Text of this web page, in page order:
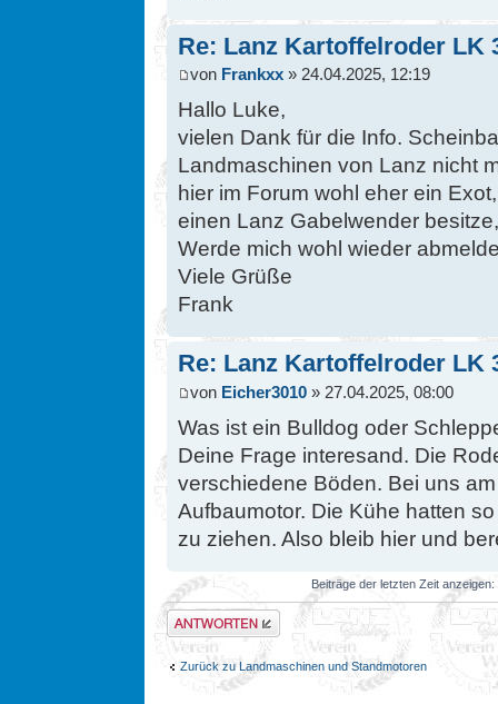
Re: Lanz Kartoffelroder LK
von Frankxx » 24.04.2025, 12:19
Hallo Luke,
vielen Dank für die Info.
Landmaschinen von Lanz nicht
hier im Forum wohl eher ein
einen Lanz Gabelwender
Werde mich wohl wieder
Viele Grüße
Frank
Re: Lanz Kartoffelroder LK
von Eicher3010 » 27.04.2025, 08:00
Was ist ein Bulldog oder
Deine Frage interesand. Die
verschiedene Böden. Bei uns
Aufbaumotor. Die Kühe hatten
zu ziehen. Also bleib hier und
Beiträge der letzten Zeit anzeigen:
Antwort erstellen
Zurück zu Landmaschinen und Standmotoren